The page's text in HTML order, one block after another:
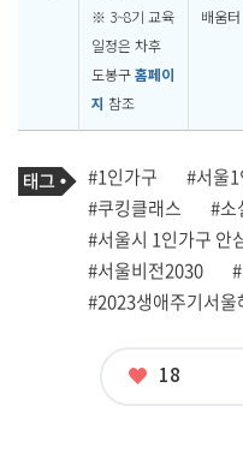
※ 3~8기 교육
일정은 차후
도봉구홈페이
지 참조
배움터
기
사
관
련
태
그
태
그
#1인가구 #서울
#쿠킹클래스
#소
#서울시 1인가구 안
#서울비전2030
#2023생애주기서
좋
18